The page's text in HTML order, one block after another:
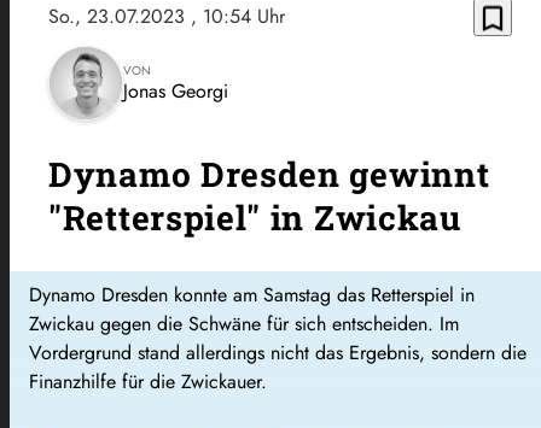
So., 23.07.2023 , 10:54 Uhr bookmark_border
VON
Jonas Georgi
Dynamo Dresden gewinnt
"Retterspiel" in Zwickau
Dynamo Dresden konnte am Samstag das Retterspiel in
Zwickau gegen die Schwäne für sich entscheiden. Im
Vordergrund stand allerdings nicht das Ergebnis, sondern die
Finanzhilfe für die Zwickauer.